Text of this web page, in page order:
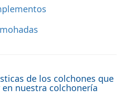
de los colchones que
nuestra colchonería